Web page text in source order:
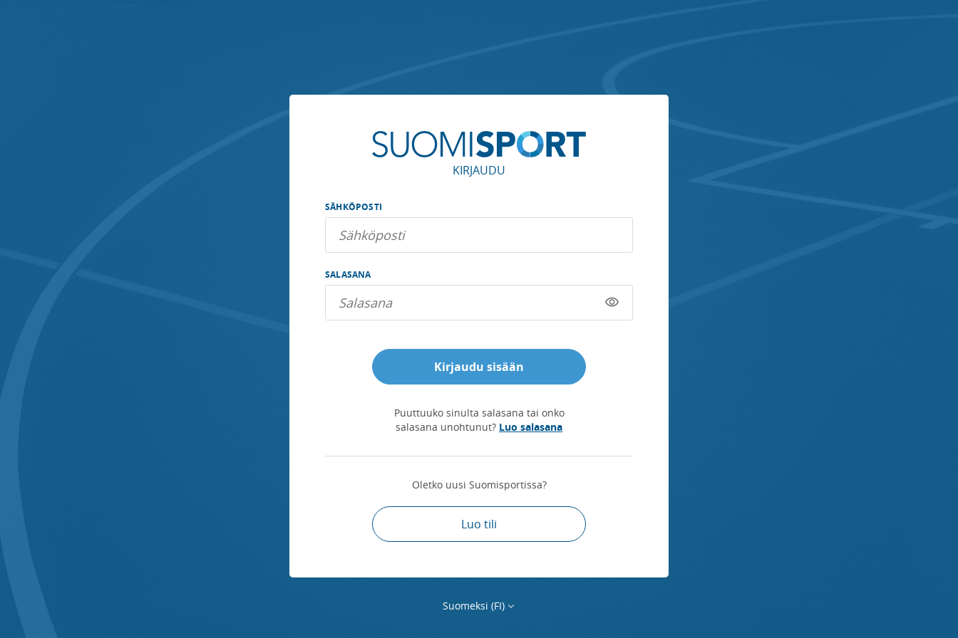
KIRJAUDU
SÄHKÖPOSTI
SALASANA
Kirjaudu sisään
Puuttuuko sinulta salasana tai onko
salasana unohtunut? Luo salasana
Oletko uusi Suomisportissa?
Luo tili
Suomeksi (FI)